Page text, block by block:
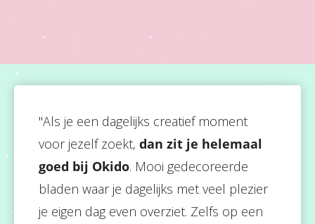
"Als je een dagelijks creatief moment
voor jezelf zoekt, dan zit je helemaal
goed bij Okido. Mooi gedecoreerde
bladen waar je dagelijks met veel plezier
je eigen dag even overziet. Zelfs op een